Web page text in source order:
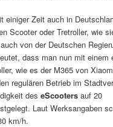
einiger Zeit auch in
Scooter oder Tretroller, wie
von der Deutschen
dass man nun mit einem
wie es der M365 von
regulären Betrieb im
deseScooters auf 20
Laut Werksangaben
km/h.